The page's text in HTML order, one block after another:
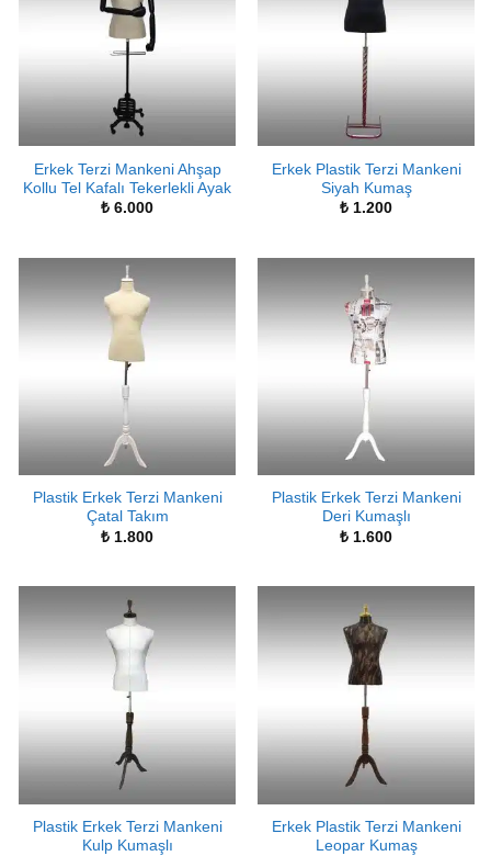
Erkek Terzi Mankeni Ahşap
Kollu Tel Kafalı Tekerlekli Ayak
₺ 6.000
Erkek Plastik Terzi Mankeni
Siyah Kumaş
₺ 1.200
Plastik Erkek Terzi Mankeni
Çatal Takım
₺ 1.800
Plastik Erkek Terzi Mankeni
Deri Kumaşlı
₺ 1.600
Plastik Erkek Terzi Mankeni
Kulp Kumaşlı
Erkek Plastik Terzi Mankeni
Leopar Kumaş